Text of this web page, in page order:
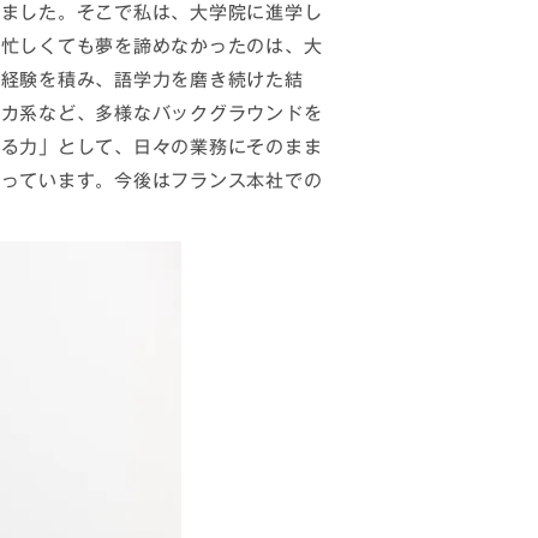
した。そこで私は、大学院に進学し
しくても夢を諦めなかったのは、大
験を積み、語学力を磨き続けた結
系など、多様なバックグラウンドを
力」として、日々の業務にそのまま
ています。今後はフランス本社での